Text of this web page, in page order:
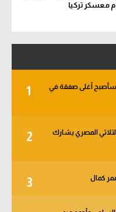
معسكر تركيا
1
سأصبح أغلى صفقة في
2
- الأهلي يبدأ من دور الـ 32.. والثلاثي المصري يشارك
3 كمال